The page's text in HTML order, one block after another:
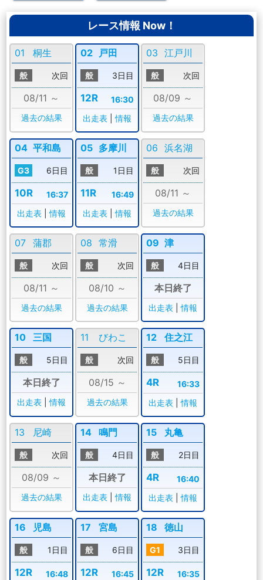
レース情報 Now！
01 桐生
般 次回
08/11 ～
過去の結果
02 戸田
般 3日目
12R
16:30
出走表 |情報
03 江戸川
般 次回
08/09 ～
過去の結果
04 平和島
G3 6日目
10R
16:37
出走表 |情報
05 多摩川
般 1日目
11R
16:49
出走表 |情報
06 浜名湖
般 次回
08/11 ～
過去の結果
07 蒲郡
般 次回
08/11 ～
過去の結果
08 常滑
般 次回
08/10 ～
過去の結果
09 津
般 4日目
本日終了
出走表 |情報
10 三国
般 5日目
本日終了
出走表 |情報
11 びわこ
般 次回
08/15 ～
過去の結果
12 住之江
般 5日目
4R
16:33
出走表 |情報
13 尼崎
般 次回
08/09 ～
過去の結果
14 鳴門
般 4日目
本日終了
出走表 |情報
15 丸亀
般 2日目
4R
16:40
出走表 |情報
16 児島
般 1日目
12R
16:48
17 宮島
般 6日目
12R
16:45
18 徳山
G1 3日目
12R
16:35